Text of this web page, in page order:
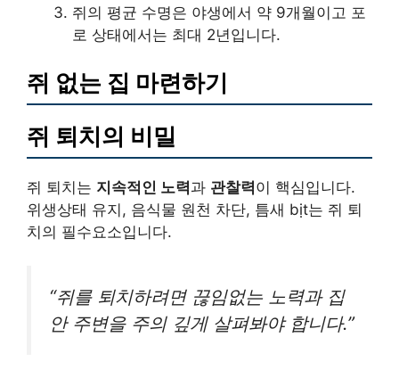
쥐의 평균 수명은 야생에서 약 9개월이고 포
로 상태에서는 최대 2년입니다.
쥐 없는 집 마련하기
쥐 퇴치의 비밀
쥐 퇴치는 지속적인 노력과 관찰력이 핵심입니다.
위생상태 유지, 음식물 원천 차단, 틈새 bịt는 쥐 퇴
치의 필수요소입니다.
“쥐를 퇴치하려면 끊임없는 노력과 집
안 주변을 주의 깊게 살펴봐야 합니다.”